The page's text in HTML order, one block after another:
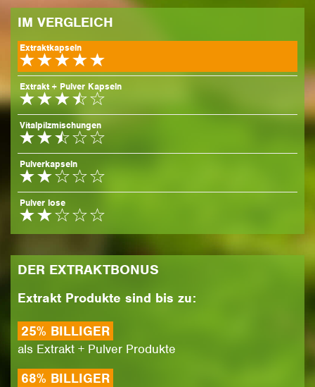
IM VER­GLEICH
Extraktkapseln
Extrakt + Pulver Kapseln
Vitalpilzmischungen
Pulverkapseln
Pulver lose
DER EX­TRAKT­BO­NUS
Ex­trakt Pro­duk­te sind bis zu:
25% BIL­LI­GER
als Ex­trakt + Pul­ver Pro­duk­te
68% BIL­LI­GER